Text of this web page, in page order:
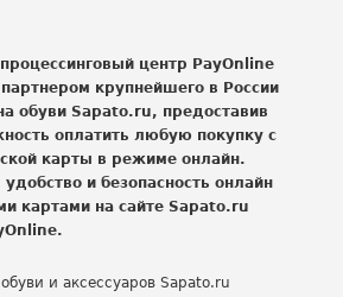
центр PayOnline
крупнейшего в России
обуви Sapato.ru, предоставив
оплатить любую покупку с
карты в режиме онлайн.
и безопасность онлайн
картами на сайте Sapato.ru
и аксессуаров Sapato.ru